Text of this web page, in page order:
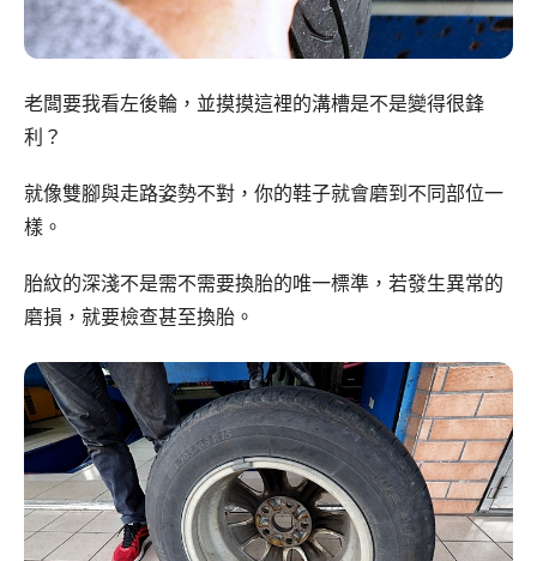
老闆要我看左後輪，並摸摸這裡的溝槽是不是變得很鋒
利？
就像雙腳與走路姿勢不對，你的鞋子就會磨到不同部位一
樣。
胎紋的深淺不是需不需要換胎的唯一標準，若發生異常的
磨損，就要檢查甚至換胎。